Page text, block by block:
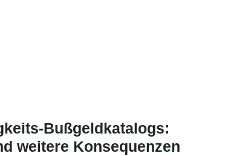
Bußgeldkatalogs:
weitere Konsequenzen